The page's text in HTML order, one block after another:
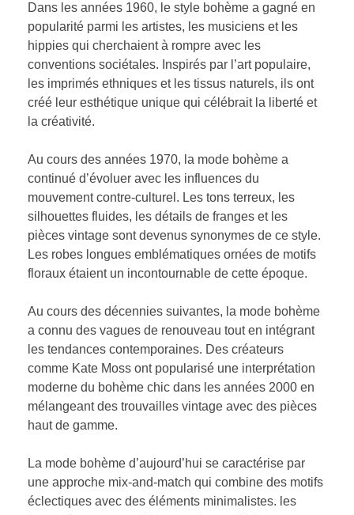
Dans les années 1960, le style bohème a gagné en
popularité parmi les artistes, les musiciens et les
hippies qui cherchaient à rompre avec les
conventions sociétales. Inspirés par l’art populaire,
les imprimés ethniques et les tissus naturels, ils ont
créé leur esthétique unique qui célébrait la liberté et
la créativité.
Au cours des années 1970, la mode bohème a
continué d’évoluer avec les influences du
mouvement contre-culturel. Les tons terreux, les
silhouettes fluides, les détails de franges et les
pièces vintage sont devenus synonymes de ce style.
Les robes longues emblématiques ornées de motifs
floraux étaient un incontournable de cette époque.
Au cours des décennies suivantes, la mode bohème
a connu des vagues de renouveau tout en intégrant
les tendances contemporaines. Des créateurs
comme Kate Moss ont popularisé une interprétation
moderne du bohème chic dans les années 2000 en
mélangeant des trouvailles vintage avec des pièces
haut de gamme.
La mode bohème d’aujourd’hui se caractérise par
une approche mix-and-match qui combine des motifs
éclectiques avec des éléments minimalistes. les